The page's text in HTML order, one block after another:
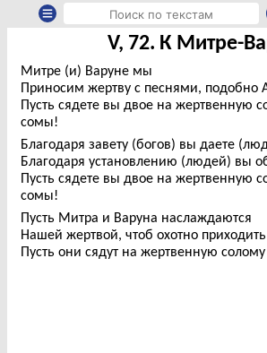
V, 72. К Митре-
Митре (и) Варуне мы
Приносим жертву с песнями, подобно
Пусть сядете вы двое на жертвенную
сомы!
Благодаря завету (богов) вы даете
Благодаря установлению (людей) вы
Пусть сядете вы двое на жертвенную
сомы!
Пусть Митра и Варуна наслаждаются
Нашей жертвой, чтоб охотно
Пусть они сядут на жертвенную